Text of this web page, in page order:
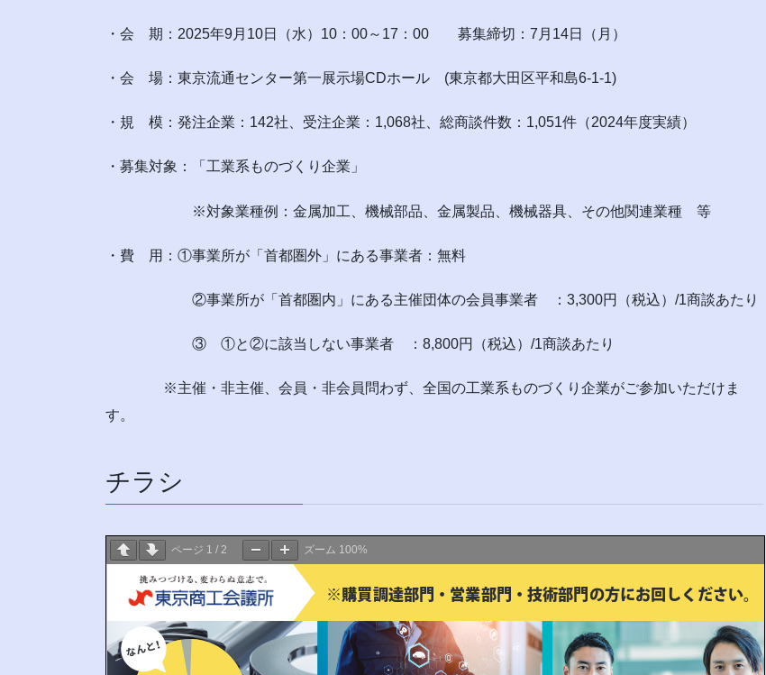
・会 期：2025年9月10日（水）10：00～17：00 募集締切：7月14日（月）
・会 場：東京流通センター第一展示場CDホール (東京都大田区平和島6-1-1)
・規 模：発注企業：142社、受注企業：1,068社、総商談件数：1,051件（2024年度実績）
・募集対象：「工業系ものづくり企業」
※対象業種例：金属加工、機械部品、金属製品、機械器具、その他関連業種 等
・費 用：①事業所が「首都圏外」にある事業者：無料
②事業所が「首都圏内」にある主催団体の会員事業者 ：3,300円（税込）/1商談あたり
③ ①と②に該当しない事業者 ：8,800円（税込）/1商談あたり
※主催・非主催、会員・非会員問わず、全国の工業系ものづくり企業がご参加いただけま
す。
チラシ
ページ 1 / 2 ズーム 100%